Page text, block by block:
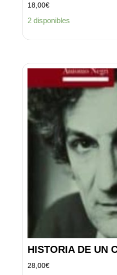
18,00€
2 disponibles
HISTORIA DE UN
28,00€